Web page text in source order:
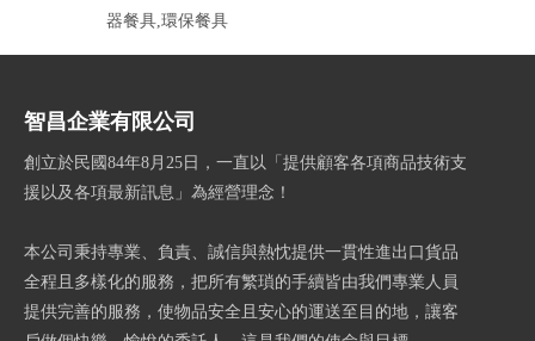
器餐具,環保餐具
智昌企業有限公司
創立於民國84年8月25日，一直以「提供顧客各項商品技術支
援以及各項最新訊息」為經營理念！
本公司秉持專業、負責、誠信與熱忱提供一貫性進出口貨品
全程且多樣化的服務，把所有繁瑣的手續皆由我們專業人員
提供完善的服務，使物品安全且安心的運送至目的地，讓客